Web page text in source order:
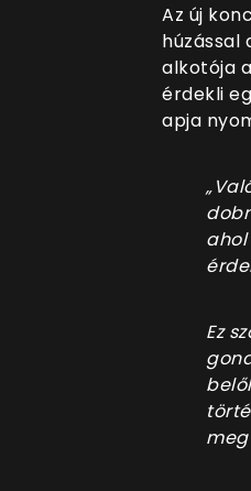
Az új
húzással
alkotója
érdekli
apja
Ez